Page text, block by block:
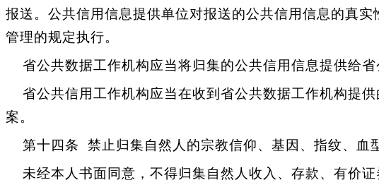
报送。公共信用信息提供单位对报送的公共信用信息的真
管理的规定执行。
省公共数据工作机构应当将归集的公共信用信息提供给省
省公共信用工作机构应当在收到省公共数据工作机构提
案。
第十四条 禁止归集自然人的宗教信仰、基因、指纹、血
未经本人书面同意，不得归集自然人收入、存款、有价证